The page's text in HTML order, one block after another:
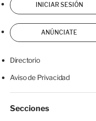
INICIAR SESIÓN
ANÚNCIATE
Directorio
Aviso de Privacidad
Secciones